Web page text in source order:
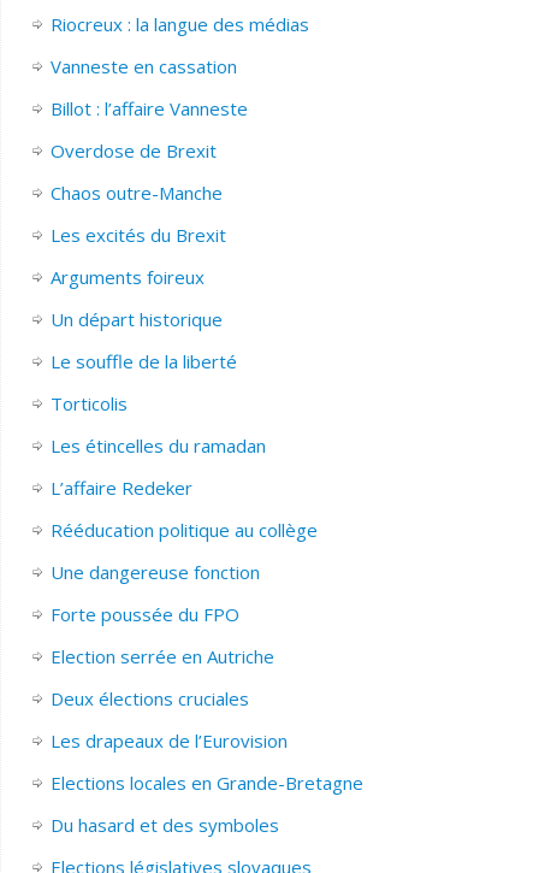
Riocreux : la langue des médias
Vanneste en cassation
Billot : l’affaire Vanneste
Overdose de Brexit
Chaos outre-Manche
Les excités du Brexit
Arguments foireux
Un départ historique
Le souffle de la liberté
Torticolis
Les étincelles du ramadan
L’affaire Redeker
Rééducation politique au collège
Une dangereuse fonction
Forte poussée du FPO
Election serrée en Autriche
Deux élections cruciales
Les drapeaux de l’Eurovision
Elections locales en Grande-Bretagne
Du hasard et des symboles
Elections législatives slovaques